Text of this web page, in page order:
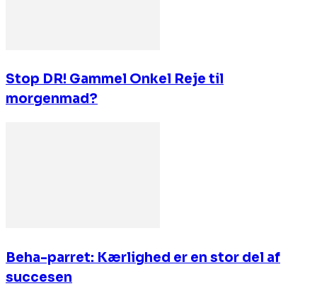
Stop DR! Gammel Onkel Reje til
morgenmad?
Beha-parret: Kærlighed er en stor del af
succesen